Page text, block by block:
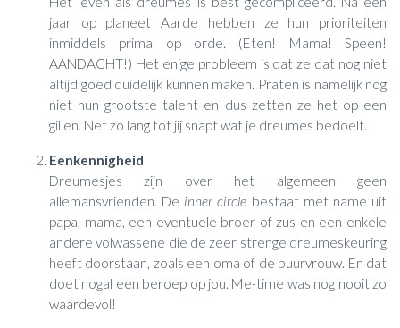
jaar op planeet Aarde hebben ze hun prioriteiten
inmiddels prima op orde. (Eten! Mama! Speen!
AANDACHT!) Het enige probleem is dat ze dat nog niet
altijd goed duidelijk kunnen maken. Praten is namelijk nog
niet hun grootste talent en dus zetten ze het op een
gillen. Net zo lang tot jij snapt wat je dreumes bedoelt.
Eenkennigheid
Dreumesjes zijn over het algemeen geen
allemansvrienden. De inner circle bestaat met name uit
papa, mama, een eventuele broer of zus en een enkele
andere volwassene die de zeer strenge dreumeskeuring
heeft doorstaan, zoals een oma of de buurvrouw. En dat
doet nogal een beroep op jou. Me-time was nog nooit zo
waardevol!